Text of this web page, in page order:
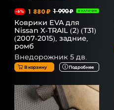
-6% 1 880 ₽ 1 990 ₽ В НАЛИЧИИ
Коврики EVA для
Nissan X-TRAIL (2) (T31)
(2007-2015), задние,
ромб
Внедорожник 5 дв.
В корзину Подробнее